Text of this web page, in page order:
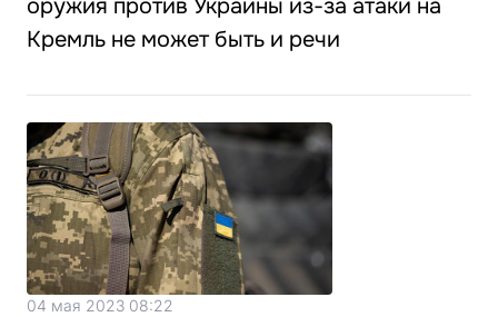
оружия против Украины из-за атаки на
Кремль не может быть и речи
04 мая 2023 08:22